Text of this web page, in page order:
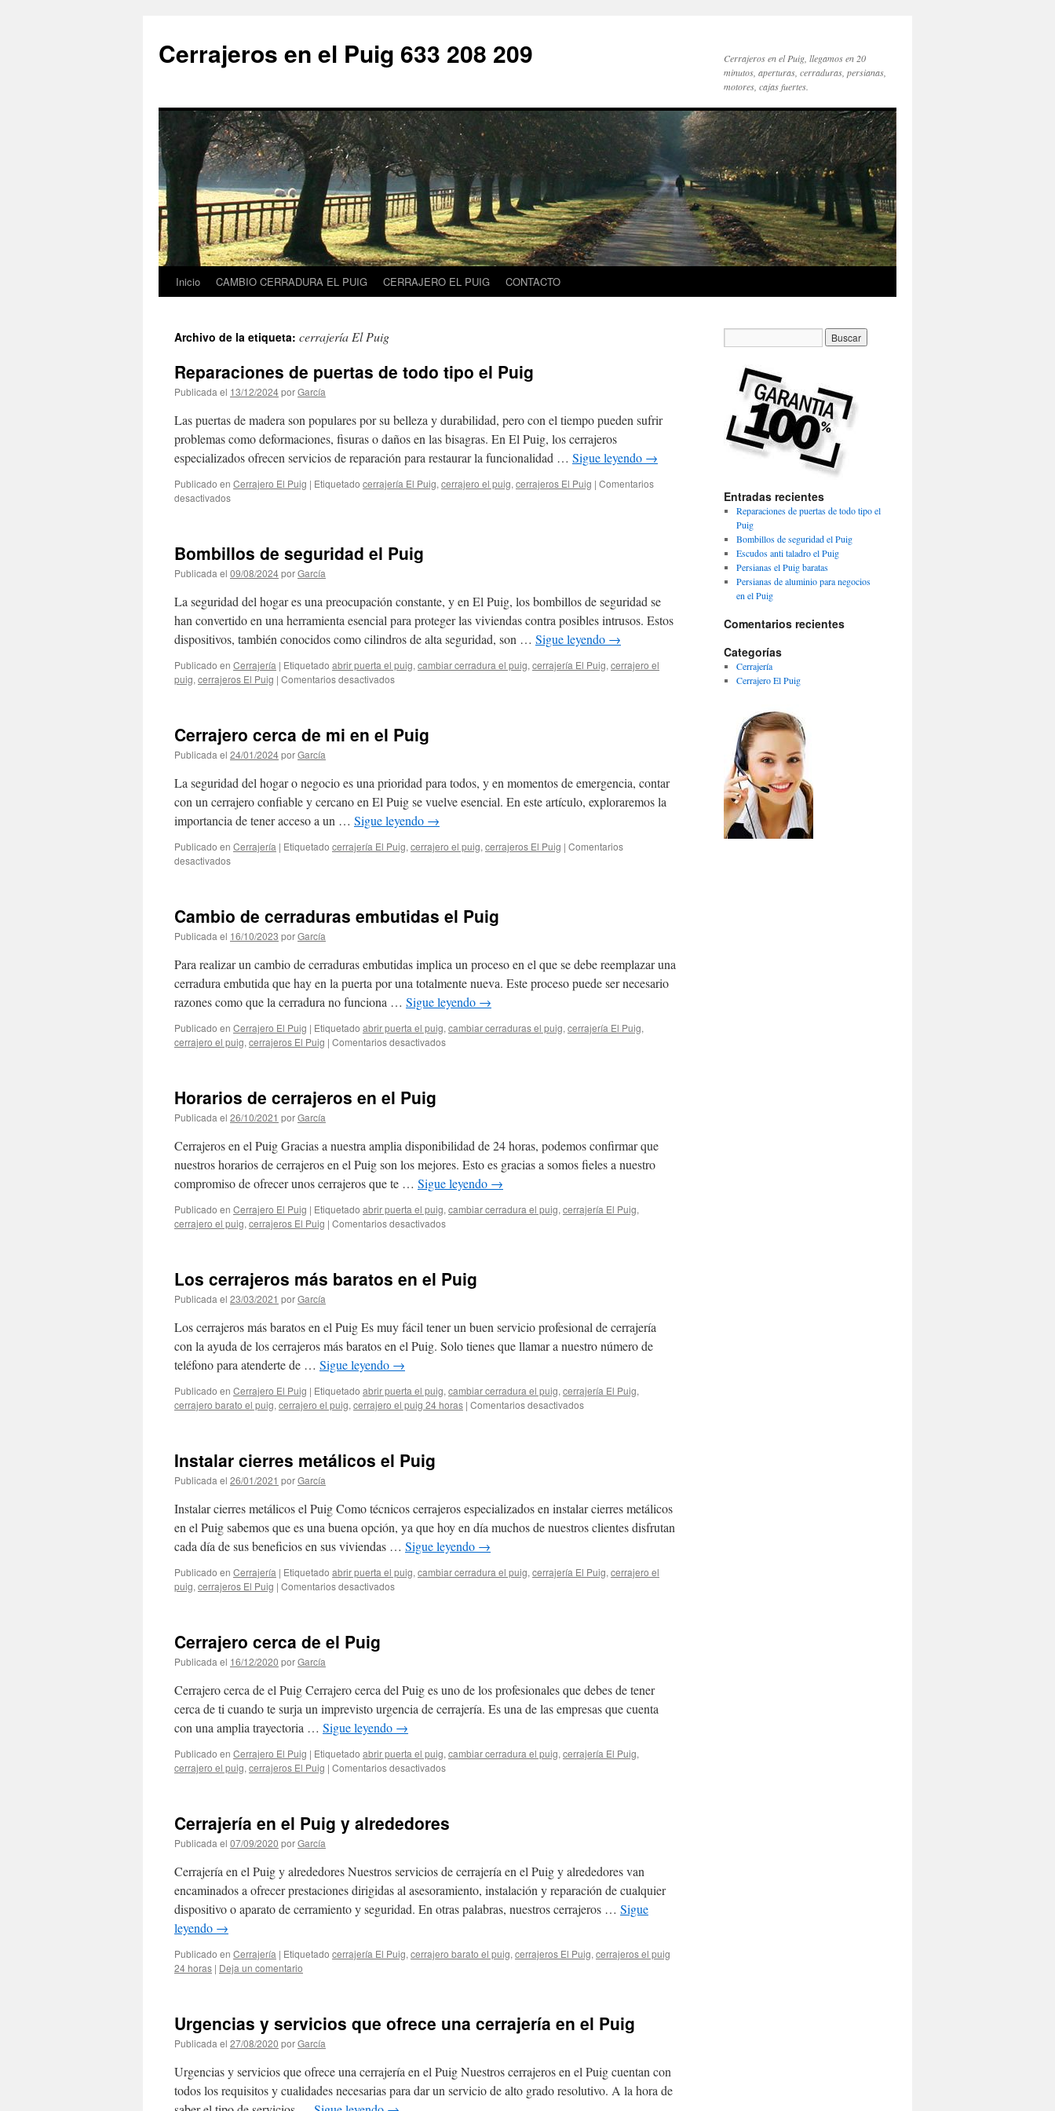
contenido
Cerrajeros en el Puig 633 208 209
Cerrajeros en el Puig, llegamos en 20
minutos, aperturas, cerraduras, persianas,
motores, cajas fuertes.
Inicio CAMBIO CERRADURA EL PUIG CERRAJERO EL PUIG CONTACTO
Archivo de la etiqueta: cerrajería El Puig
Reparaciones de puertas de todo tipo el Puig
Publicada el 13/12/2024porGarcía
Las puertas de madera son populares por su belleza y durabilidad, pero con el tiempo pueden sufrir
problemas como deformaciones, fisuras o daños en las bisagras. En El Puig, los cerrajeros
especializados ofrecen servicios de reparación para restaurar la funcionalidad … Sigue leyendo →
Publicado en Cerrajero El Puig | Etiquetado cerrajería El Puig, cerrajero el puig, cerrajeros El Puig | Comentarios
desactivadosen
de
todo
tipo
el
Puig
Bombillos de seguridad el Puig
Publicada el 09/08/2024porGarcía
La seguridad del hogar es una preocupación constante, y en El Puig, los bombillos de seguridad se
han convertido en una herramienta esencial para proteger las viviendas contra posibles intrusos. Estos
dispositivos, también conocidos como cilindros de alta seguridad, son … Sigue leyendo →
Publicado en Cerrajería | Etiquetado abrir puerta el puig, cambiar cerradura el puig, cerrajería El Puig, cerrajero el
puig, cerrajeros El Puig | Comentarios desactivadosen
el
Cerrajero cerca de mi en el Puig
Publicada el 24/01/2024porGarcía
La seguridad del hogar o negocio es una prioridad para todos, y en momentos de emergencia, contar
con un cerrajero confiable y cercano en El Puig se vuelve esencial. En este artículo, exploraremos la
importancia de tener acceso a un … Sigue leyendo →
Publicado en Cerrajería | Etiquetado cerrajería El Puig, cerrajero el puig, cerrajeros El Puig | Comentarios
desactivadosen
mi
en
el
Cambio de cerraduras embutidas el Puig
Publicada el 16/10/2023 porGarcía
Para realizar un cambio de cerraduras embutidas implica un proceso en el que se debe reemplazar una
cerradura embutida que hay en la puerta por una totalmente nueva. Este proceso puede ser necesario
razones como que la cerradura no funciona … Sigue leyendo →
Publicado en Cerrajero El Puig | Etiquetado abrir puerta el puig, cambiar cerraduras el puig, cerrajería El Puig,
cerrajero el puig, cerrajeros El Puig | Comentarios desactivadosen
Horarios de cerrajeros en el Puig
Publicada el 26/10/2021 porGarcía
Cerrajeros en el Puig Gracias a nuestra amplia disponibilidad de 24 horas, podemos confirmar que
nuestros horarios de cerrajeros en el Puig son los mejores. Esto es gracias a somos fieles a nuestro
compromiso de ofrecer unos cerrajeros que te … Sigue leyendo →
Publicado en Cerrajero El Puig | Etiquetado abrir puerta el puig, cambiar cerradura el puig, cerrajería El Puig,
cerrajero el puig, cerrajeros El Puig | Comentarios desactivadosen
en
Los cerrajeros más baratos en el Puig
Publicada el 23/03/2021 porGarcía
Los cerrajeros más baratos en el Puig Es muy fácil tener un buen servicio profesional de cerrajería
con la ayuda de los cerrajeros más baratos en el Puig. Solo tienes que llamar a nuestro número de
teléfono para atenderte de … Sigue leyendo →
Publicado en Cerrajero El Puig | Etiquetado abrir puerta el puig, cambiar cerradura el puig, cerrajería El Puig,
cerrajero barato el puig, cerrajero el puig, cerrajero el puig 24 horas | Comentarios desactivadosen
Puig
Instalar cierres metálicos el Puig
Publicada el 26/01/2021 porGarcía
Instalar cierres metálicos el Puig Como técnicos cerrajeros especializados en instalar cierres metálicos
en el Puig sabemos que es una buena opción, ya que hoy en día muchos de nuestros clientes disfrutan
cada día de sus beneficios en sus viviendas … Sigue leyendo →
Publicado en Cerrajería | Etiquetado abrir puerta el puig, cambiar cerradura el puig, cerrajería El Puig, cerrajero el
puig, cerrajeros El Puig | Comentarios desactivadosen
Cerrajero cerca de el Puig
Publicada el 16/12/2020 porGarcía
Cerrajero cerca de el Puig Cerrajero cerca del Puig es uno de los profesionales que debes de tener
cerca de ti cuando te surja un imprevisto urgencia de cerrajería. Es una de las empresas que cuenta
con una amplia trayectoria … Sigue leyendo →
Publicado en Cerrajero El Puig | Etiquetado abrir puerta el puig, cambiar cerradura el puig, cerrajería El Puig,
cerrajero el puig, cerrajeros El Puig | Comentarios desactivadosen
el
Cerrajería en el Puig y alrededores
Publicada el 07/09/2020 porGarcía
Cerrajería en el Puig y alrededores Nuestros servicios de cerrajería en el Puig y alrededores van
encaminados a ofrecer prestaciones dirigidas al asesoramiento, instalación y reparación de cualquier
dispositivo o aparato de cerramiento y seguridad. En otras palabras, nuestros cerrajeros … Sigue
leyendo →
Publicado en Cerrajería | Etiquetado cerrajería El Puig, cerrajero barato el puig, cerrajeros El Puig, cerrajeros el puig
24 horas | Deja un comentario
Urgencias y servicios que ofrece una cerrajería en el Puig
Publicada el 27/08/2020 porGarcía
Urgencias y servicios que ofrece una cerrajería en el Puig Nuestros cerrajeros en el Puig cuentan con
todos los requisitos y cualidades necesarias para dar un servicio de alto grado resolutivo. A la hora de
Entradas recientes
Reparaciones de puertas de todo tipo el
Puig
Bombillos de seguridad el Puig
Escudos anti taladro el Puig
Persianas el Puig baratas
Persianas de aluminio para negocios
en el Puig
Comentarios recientes
Categorías
Cerrajería
Cerrajero El Puig